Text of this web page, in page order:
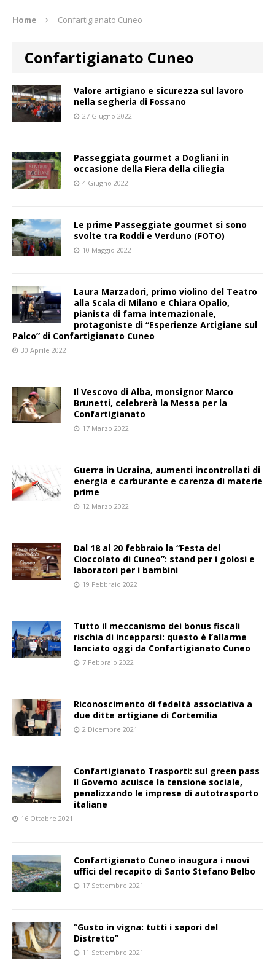
Home Confartigianato Cuneo
Confartigianato Cuneo
Valore artigiano e sicurezza sul lavoro
nella segheria di Fossano
27 Giugno 2022
Passeggiata gourmet a Dogliani in
occasione della Fiera della ciliegia
4 Giugno 2022
Le prime Passeggiate gourmet si sono
svolte tra Roddi e Verduno (FOTO)
10 Maggio 2022
Laura Marzadori, primo violino del Teatro
alla Scala di Milano e Chiara Opalio,
pianista di fama internazionale,
protagoniste di “Esperienze Artigiane sul
Palco” di Confartigianato Cuneo
30 Aprile 2022
Il Vescovo di Alba, monsignor Marco
Brunetti, celebrerà la Messa per la
Confartigianato
17 Marzo 2022
Guerra in Ucraina, aumenti incontrollati di
energia e carburante e carenza di materie
prime
12 Marzo 2022
Dal 18 al 20 febbraio la “Festa del
Cioccolato di Cuneo”: stand per i golosi e
laboratori per i bambini
19 Febbraio 2022
Tutto il meccanismo dei bonus fiscali
rischia di incepparsi: questo è l’allarme
lanciato oggi da Confartigianato Cuneo
7 Febbraio 2022
Riconoscimento di fedeltà associativa a
due ditte artigiane di Cortemilia
2 Dicembre 2021
Confartigianato Trasporti: sul green pass
il Governo acuisce la tensione sociale,
penalizzando le imprese di autotrasporto
italiane
16 Ottobre 2021
Confartigianato Cuneo inaugura i nuovi
uffici del recapito di Santo Stefano Belbo
17 Settembre 2021
“Gusto in vigna: tutti i sapori del
Distretto”
11 Settembre 2021